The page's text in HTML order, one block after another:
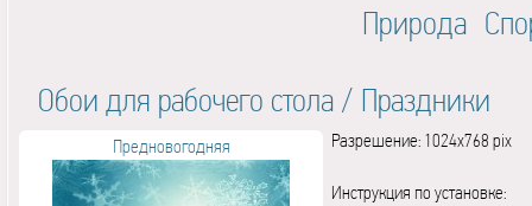
Природа
Обои для рабочего стола / Праздники
Предновогодняя Разрешение: 1024x768 pix
Инструкция по установке: